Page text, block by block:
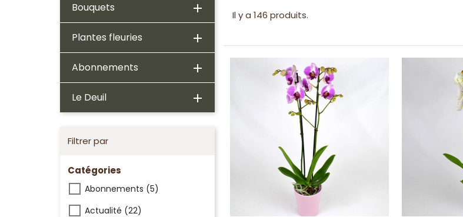
Bouquets 
Plantes fleuries 
Abonnements 
Le Deuil 
Filtrer par
Catégories
Abonnements (5)
Actualité (22)
Il y a 146 produits.